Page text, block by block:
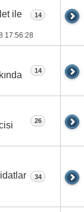
ile
17:56:28
14
14
26
34